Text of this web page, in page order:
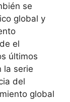
se
global y
el
últimos
la serie
del
global